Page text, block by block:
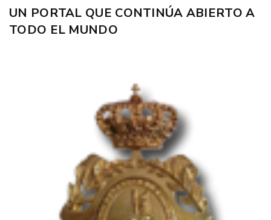
UN PORTAL QUE CONTINÚA ABIERTO A
TODO EL MUNDO